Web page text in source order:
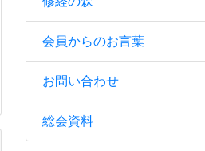
会員からのお言葉
お問い合わせ
総会資料